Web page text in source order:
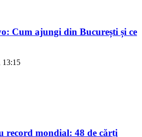
Cum ajungi din București și ce
13:15
record mondial: 48 de cărți